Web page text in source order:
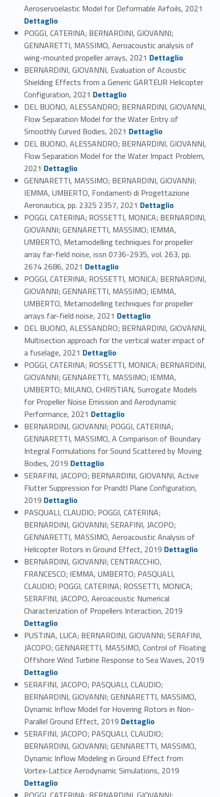
Aeroservoelastic Model for Deformable Airfoils, 2021
Dettaglio
POGGI, CATERINA; BERNARDINI, GIOVANNI;
GENNARETTI, MASSIMO, Aeroacoustic analysis of
wing-mounted propeller arrays, 2021 Link identifier #identifier_person_171582-97
Dettaglio
BERNARDINI, GIOVANNI, Evaluation of Acoustic
Shielding Effects from a Generic GARTEUR Helicopter
Configuration, 2021 Link identifier #identifier_person_10808-98
Dettaglio
DEL BUONO, ALESSANDRO; BERNARDINI, GIOVANNI,
Flow Separation Model for the Water Entry of
Smoothly Curved Bodies, 2021 Link identifier #identifier_person_89222-99
Dettaglio
DEL BUONO, ALESSANDRO; BERNARDINI, GIOVANNI,
Flow Separation Model for the Water Impact Problem,
2021 Link identifier #identifier_person_123174-100
Dettaglio
GENNARETTI, MASSIMO; BERNARDINI, GIOVANNI;
IEMMA, UMBERTO, Fondamenti di Progettazione
Aeronautica, pp. 2325 2357, 2021 Link identifier #identifier_person_4509-101
Dettaglio
POGGI, CATERINA; ROSSETTI, MONICA; BERNARDINI,
GIOVANNI; GENNARETTI, MASSIMO; IEMMA,
UMBERTO, Metamodelling techniques for propeller
array far-field noise, issn 0736-2935, vol. 263, pp.
2674 2686, 2021 Link identifier #identifier_person_124667-102
Dettaglio
POGGI, CATERINA; ROSSETTI, MONICA; BERNARDINI,
GIOVANNI; GENNARETTI, MASSIMO; IEMMA,
UMBERTO, Metamodelling techniques for propeller
arrays far-field noise, 2021 Link identifier #identifier_person_175407-103
Dettaglio
DEL BUONO, ALESSANDRO; BERNARDINI, GIOVANNI,
Multisection approach for the vertical water impact of
a fuselage, 2021 Link identifier #identifier_person_44217-104
Dettaglio
POGGI, CATERINA; ROSSETTI, MONICA; BERNARDINI,
GIOVANNI; GENNARETTI, MASSIMO; IEMMA,
UMBERTO; MILANO, CHRISTIAN, Surrogate Models
for Propeller Noise Emission and Aerodynamic
Performance, 2021 Link identifier #identifier_person_60321-105
Dettaglio
BERNARDINI, GIOVANNI; POGGI, CATERINA;
GENNARETTI, MASSIMO, A Comparison of Boundary
Integral Formulations for Sound Scattered by Moving
Bodies, 2019 Link identifier #identifier_person_141140-106
Dettaglio
SERAFINI, JACOPO; BERNARDINI, GIOVANNI, Active
Flutter Suppression for Prandtl Plane Configuration,
2019 Link identifier #identifier_person_53442-107
Dettaglio
PASQUALI, CLAUDIO; POGGI, CATERINA;
BERNARDINI, GIOVANNI; SERAFINI, JACOPO;
GENNARETTI, MASSIMO, Aeroacoustic Analysis of
Helicopter Rotors in Ground Effect, 2019 Link identifier #identifier_person_23493-108
Dettaglio
BERNARDINI, GIOVANNI; CENTRACCHIO,
FRANCESCO; IEMMA, UMBERTO; PASQUALI,
CLAUDIO; POGGI, CATERINA; ROSSETTI, MONICA;
SERAFINI, JACOPO, Aeroacoustic Numerical
Characterization of Propellers Interaction, 2019
Dettaglio
PUSTINA, LUCA; BERNARDINI, GIOVANNI; SERAFINI,
JACOPO; GENNARETTI, MASSIMO, Control of Floating
Offshore Wind Turbine Response to Sea Waves, 2019Link identifier #identifier_person_72116-110
Dettaglio
SERAFINI, JACOPO; PASQUALI, CLAUDIO;
BERNARDINI, GIOVANNI; GENNARETTI, MASSIMO,
Dynamic Inflow Model for Hovering Rotors in Non-
Parallel Ground Effect, 2019 Link identifier #identifier_person_73603-111
Dettaglio
SERAFINI, JACOPO; PASQUALI, CLAUDIO;
BERNARDINI, GIOVANNI; GENNARETTI, MASSIMO,
Dynamic Inflow Modeling in Ground Effect from
Vortex-Lattice Aerodynamic Simulations, 2019
Dettaglio